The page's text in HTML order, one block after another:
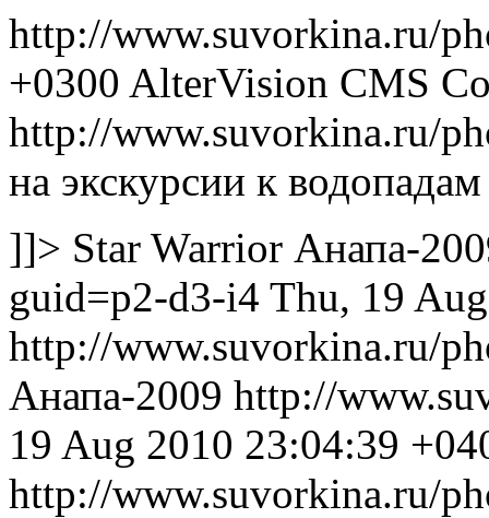
http://www.suvorkina.ru/
+0300 AlterVision CMS
http://www.suvorkina.ru/
на экскурсии к
]]> Star Warrior Анапа-
guid=p2-d3-i4 Thu, 19
http://www.suvorkina.ru/
Анапа-2009 http://
19 Aug 2010 23:04:39
http://www.suvorkina.ru/